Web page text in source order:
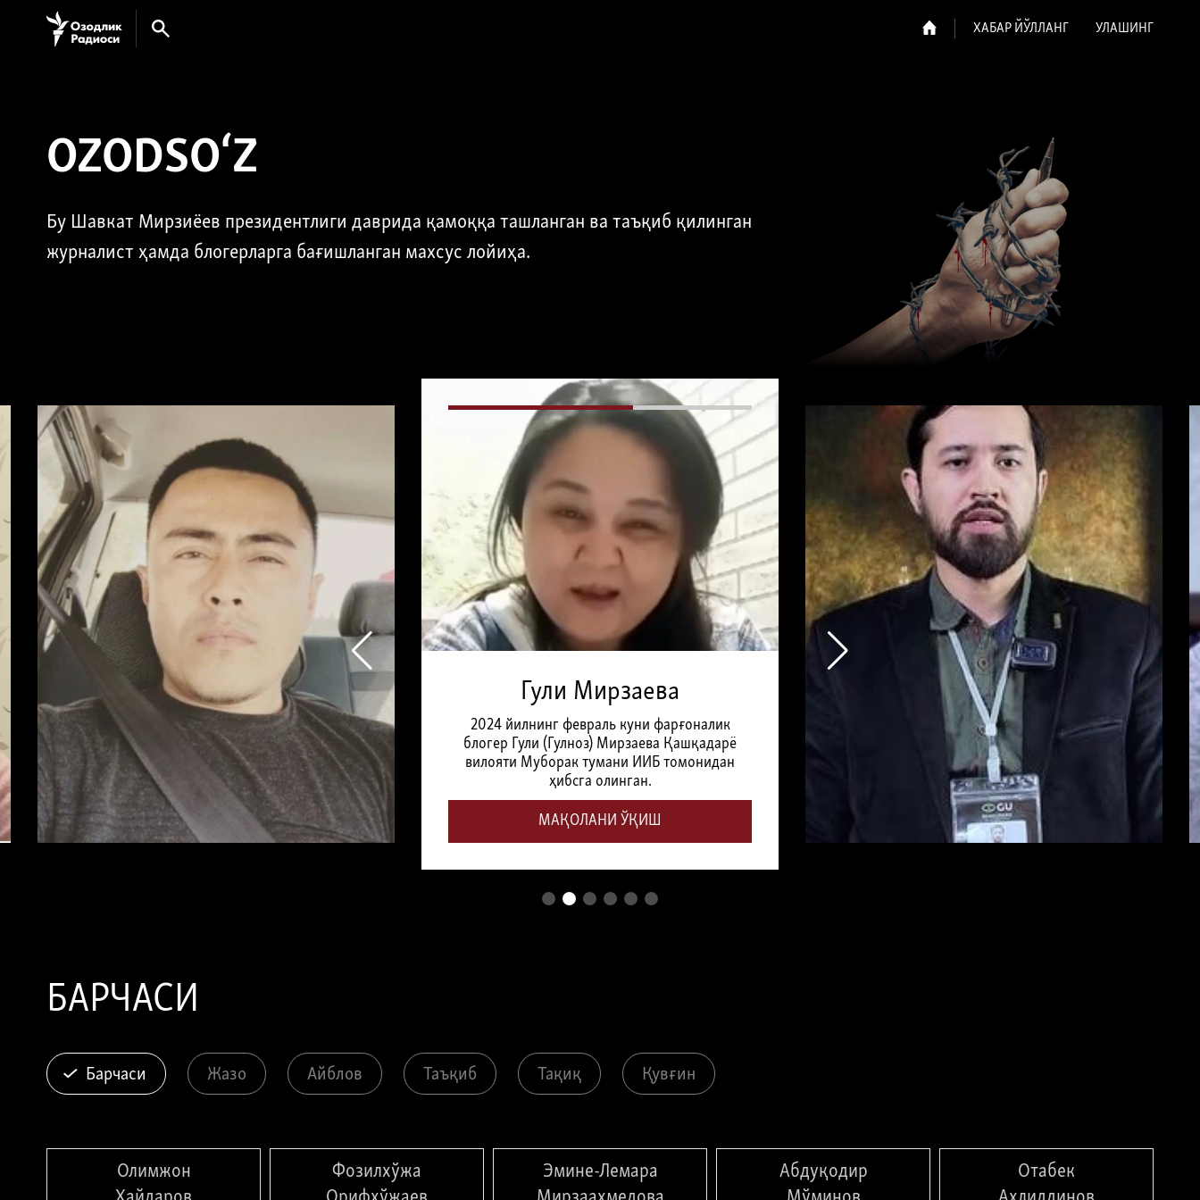
ХАБАР ЙЎЛЛАНГ УЛАШИНГ
OZODSO‘Z
Бу Шавкат Мирзиёев президентлиги даврида қамоққа ташланган ва таъқиб қилинган
журналист ҳамда блогерларга бағишланган махсус лойиҳа.
Ўзбекистон”ида блогерлар овозини ўчириш ва
сўз эркинлиги бўғилишига яққол мисол
МАҚОЛАНИ ЎҚИШ
Гули Мирзаева
2024 йилнинг февраль куни фарғоналик
блогер Гули (Гулноз) Мирзаева Қашқадарё
вилояти Муборак тумани ИИБ томонидан
ҳибсга олинган.
МАҚОЛАНИ ЎҚИШ
БАРЧАСИ
Барчаси Жазо Айблов Таъқиб Тақиқ Қувғин
Олимжон
Фозилхўжа
Эмине-Лемара
Абдуқодир
Отабек